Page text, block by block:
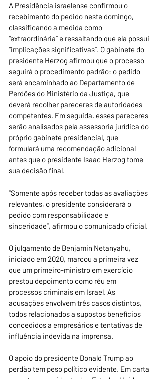
A Presidência israelense confirmou o
recebimento do pedido neste domingo,
classificando a medida como
“extraordinária” e ressaltando que ela possui
“implicações significativas”. O gabinete do
presidente Herzog afirmou que o processo
seguirá o procedimento padrão: o pedido
será encaminhado ao Departamento de
Perdões do Ministério da Justiça, que
deverá recolher pareceres de autoridades
competentes. Em seguida, esses pareceres
serão analisados pela assessoria jurídica do
próprio gabinete presidencial, que
formulará uma recomendação adicional
antes que o presidente Isaac Herzog tome
sua decisão final.
“Somente após receber todas as avaliações
relevantes, o presidente considerará o
pedido com responsabilidade e
sinceridade”, afirmou o comunicado oficial.
O julgamento de Benjamin Netanyahu,
iniciado em 2020, marcou a primeira vez
que um primeiro-ministro em exercício
prestou depoimento como réu em
processos criminais em Israel. As
acusações envolvem três casos distintos,
todos relacionados a supostos benefícios
concedidos a empresários e tentativas de
influência indevida na imprensa.
O apoio do presidente Donald Trump ao
perdão tem peso político evidente. Em carta